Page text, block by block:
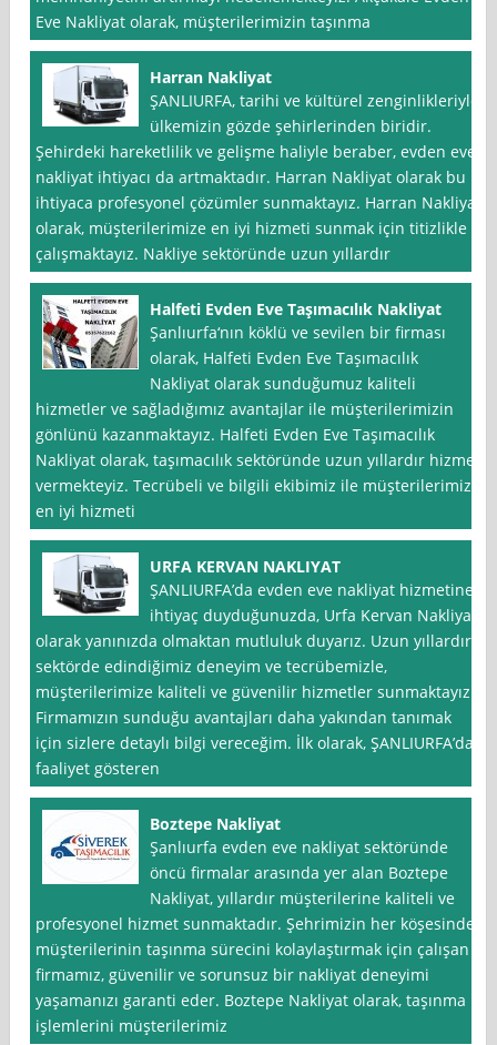
Eve Nakliyat olarak, müşterilerimizin taşınma
Harran Nakliyat
ŞANLIURFA, tarihi ve kültürel zenginlikleriyle
ülkemizin gözde şehirlerinden biridir.
Şehirdeki hareketlilik ve gelişme haliyle beraber, evden eve
nakliyat ihtiyacı da artmaktadır. Harran Nakliyat olarak bu
ihtiyaca profesyonel çözümler sunmaktayız. Harran Nakliyat
olarak, müşterilerimize en iyi hizmeti sunmak için titizlikle
çalışmaktayız. Nakliye sektöründe uzun yıllardır
Halfeti Evden Eve Taşımacılık Nakliyat
Şanlıurfa‘nın köklü ve sevilen bir firması
olarak, Halfeti Evden Eve Taşımacılık
Nakliyat olarak sunduğumuz kaliteli
hizmetler ve sağladığımız avantajlar ile müşterilerimizin
gönlünü kazanmaktayız. Halfeti Evden Eve Taşımacılık
Nakliyat olarak, taşımacılık sektöründe uzun yıllardır hizmet
vermekteyiz. Tecrübeli ve bilgili ekibimiz ile müşterilerimize
en iyi hizmeti
URFA KERVAN NAKLIYAT
ŞANLIURFA’da evden eve nakliyat hizmetine
ihtiyaç duyduğunuzda, Urfa Kervan Nakliyat
olarak yanınızda olmaktan mutluluk duyarız. Uzun yıllardır
sektörde edindiğimiz deneyim ve tecrübemizle,
müşterilerimize kaliteli ve güvenilir hizmetler sunmaktayız.
Firmamızın sunduğu avantajları daha yakından tanımak
için sizlere detaylı bilgi vereceğim. İlk olarak, ŞANLIURFA’da
faaliyet gösteren
Boztepe Nakliyat
Şanlıurfa evden eve nakliyat sektöründe
öncü firmalar arasında yer alan Boztepe
Nakliyat, yıllardır müşterilerine kaliteli ve
profesyonel hizmet sunmaktadır. Şehrimizin her köşesinde
müşterilerinin taşınma sürecini kolaylaştırmak için çalışan
firmamız, güvenilir ve sorunsuz bir nakliyat deneyimi
yaşamanızı garanti eder. Boztepe Nakliyat olarak, taşınma
işlemlerini müşterilerimiz